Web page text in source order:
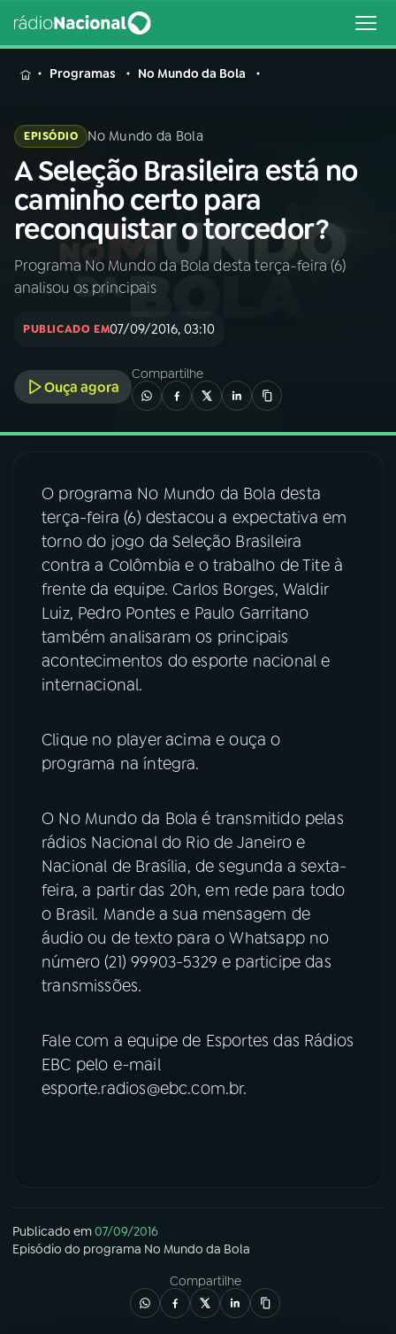
MENU
Buscar
na
Rádio
Nacional
Buscar
AO VIVO
INÍCIO
A RÁDIO
03PROGRAMAÇÃO
04PROGRAMAS
PODCASTS
06VIDEOCASTS
08 FESTIVAL DE MÚSICA
YouTube Facebook
Instagram X
TikTok
Programas No Mundo da Bola
EPISÓDIO No Mundo da Bola
A Seleção Brasileira está no
caminho certo para
reconquistar o torcedor?
Programa No Mundo da Bola desta terça-feira (6)
analisou os principais
PUBLICADO EM07/09/2016, 03:10
Ouça agora
Compartilhe
O programa No Mundo da Bola desta
terça-feira (6) destacou a expectativa em
torno do jogo da Seleção Brasileira
contra a Colômbia e o trabalho de Tite à
frente da equipe. Carlos Borges, Waldir
Luiz, Pedro Pontes e Paulo Garritano
também analisaram os principais
acontecimentos do esporte nacional e
internacional.
Clique no player acima e ouça o
programa na íntegra.
O No Mundo da Bola é transmitido pelas
rádios Nacional do Rio de Janeiro e
Nacional de Brasília, de segunda a sexta-
feira, a partir das 20h, em rede para todo
o Brasil. Mande a sua mensagem de
áudio ou de texto para o Whatsapp no
número (21) 99903-5329 e participe das
transmissões.
Fale com a equipe de Esportes das Rádios
EBC pelo e-mail
esporte.radios@ebc.com.br.
Publicado em07/09/2016
Episódio do programa No Mundo da Bola
Compartilhe